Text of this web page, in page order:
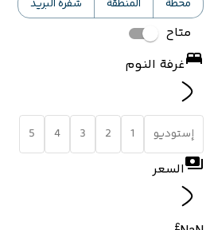
محطة
المنطقة شفرة البريد
متاح
غرفة النوم
إستوديو 1
2
3
4
5
السعر